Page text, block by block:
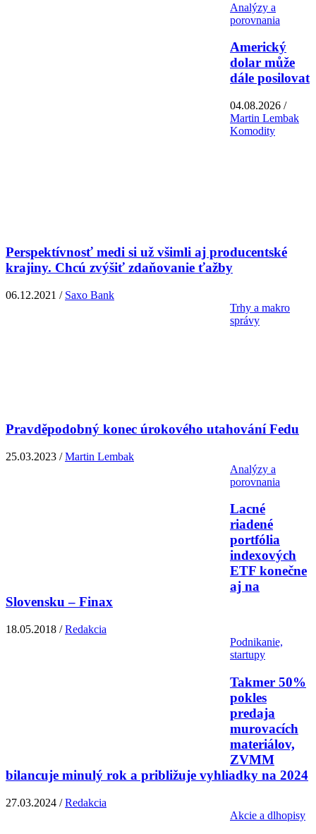
Analýzy a
porovnania
Americký
dolar může
dále posilovat
04.08.2026 /
Martin Lembak
Komodity
Perspektívnosť medi si už všimli aj producentské
krajiny. Chcú zvýšiť zdaňovanie ťažby
06.12.2021 / Saxo Bank
Trhy a makro
správy
Pravděpodobný konec úrokového utahování Fedu
25.03.2023 /Martin Lembak
Analýzy a
porovnania
Lacné
riadené
portfólia
indexových
ETF konečne
aj na
Slovensku – Finax
18.05.2018 /Redakcia
Podnikanie,
startupy
Takmer 50%
pokles
predaja
murovacích
materiálov,
ZVMM
bilancuje minulý rok a približuje vyhliadky na 2024
27.03.2024 /Redakcia
Akcie a dlhopisy